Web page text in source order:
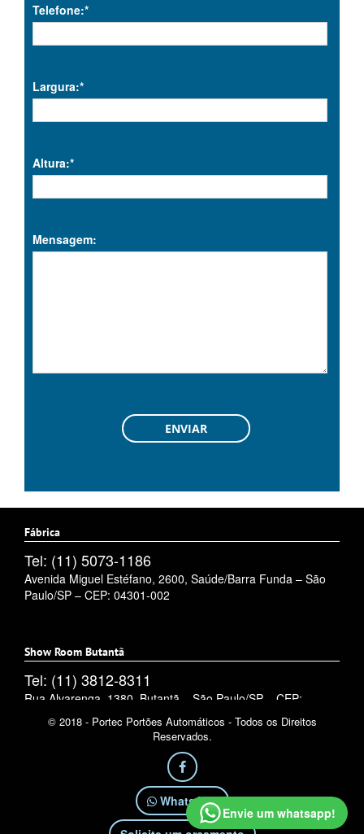
Telefone:*
Largura:*
Altura:*
Mensagem:
Fábrica
Tel: (11) 5073-1186
Avenida Miguel Estéfano, 2600, Saúde/Barra Funda – São
Paulo/SP – CEP: 04301-002
Show Room Butantã
Tel: (11) 3812-8311
Rua Alvarenga, 1380, Butantã – São Paulo/SP – CEP:
© 2018 - Portec Portões Automáticos - Todos os Direitos
Reservados.
WhatsApp
Envie um whatsapp!